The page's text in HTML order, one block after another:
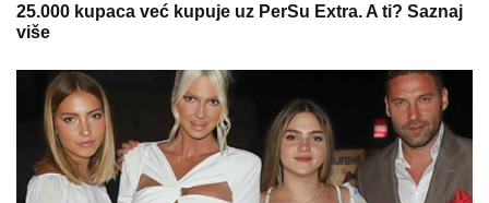
25.000 kupaca već kupuje uz PerSu Extra. A ti? Saznaj
više